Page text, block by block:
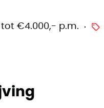
€4.000,- p.m.